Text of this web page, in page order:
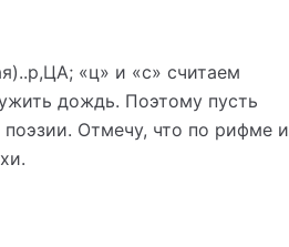
«ц» и «с» считаем
дождь. Поэтому пусть
Отмечу, что по рифме и